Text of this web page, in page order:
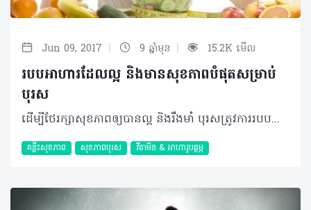
Jun 09, 2017 | 9 ឆ្នាំមុន | 15.2K មើល
របបអាហារដែលល្អ និងមានសុខភាពបំផុតសម្រាប់
បុរស
ដើម្បីថែរក្សាសុខភាពឲ្យបានល្អ និងរឹងមាំ បុរសត្រូវការរបបអាហារជាពិសេស ហើយមានចំណីអាហារមួយចំនួន អ្នកមិនគួរមើលរំលងនោះទេ។ ការធាត់លើសទម្ងន់ អាចកើតឡើងចំពោះបុរសគ្រប់គ្នា ហើយមានបុរសតែ ៥០ ភាគរយប៉ុណ្ណោះ ដែលមានរាងកាយមាំមួន និងមានសុខភាពល្អ។ គន្លឹះញ៉ាំអាហារសម្រាប់បុរស ១. ញ៉ាំផ្លែឈើ និងបន្លែឲ្យបានច្រើនមុខតាមដែលអាចធ្វើទៅបាន ដើម្បីទទួលបានសារធាតុចិញ្ចឹមគ្រប់គ្រាន់ ២. ត្រូវលើកទឹកចិត្តខ្លួនឯង ថែរក្សារាងកាយឲ្យបានមាំមួន តាមរយៈការញ៉ាំអាហារត្រឹមត្រូវ និងហាត់ប្រាណជាប្រចាំ ៣. ផ្តោតអារម្មណ៍ទៅលើបរិមាណ និងគុណភាពនៃអាហារដែលអ្នកនឹងទទួលទាន មានន័យថាញ៉ាំអាហារល្អៗ និងចៀសឲ្យឆ្ងាយពីអាហារសម្រន់ ព្រមទាំងអាហារគ្មានជីវជាតិសម្រាប់រាងកាយ ៤. សាកល្បងរូបមន្តអាហារថ្មីៗ ដើម្បីកុំឲ្យអ្នកធុញទ្រាន់ ឬលែងចង់ញ៉ាំអាហារមានសុខភាពល្អទាំងនោះ ៥. ចម្អិនអាហារបែបសាមញ្ញៗ ដូចជាស្ងោរ ឬចំហុយ ពីព្រោះអាហារប្រភេទនេះ ងាយស្រួលញ៉ាំ ហើយមានសុវត្ថិភាពជាងការឆា ឬចៀន ដែលប្រើខ្លាញ់ច្រើនៗ។ អាហារសម្រាប់បុរស ១. ប្រូខូលី ដើម្បីការពារជំងឺមហារីកប្លោកនោម ២. ប៉េងប៉ោះ ដើម្បីការពារជំងឺមហារីកប្រូស្តាត ៣. អាហារសមុទ្រ ដើម្បីបង្កើនថាមពល និងគុណភាពមេជីវិតឈ្មោល (ឆាប់មានកូន) ៤. ឪឡឹក ដើម្បីកាត់បន្ថយសម្ពាធឈាម ៥. ប៊័រសណ្តែកដី ដើម្បីកាត់បន្ថយកូឡេសស្តេរ៉ុល ៦. អាហារធ្វើពីស្រូវអូត ដើម្បីសុខភាពសរសៃឈាមបេះដូង ៧. ខ្ទឹម ដើម្បីកាត់បន្ថយការអស់កម្លាំង៕ ©2017 រក្សាសិទ្ធិគ្រប់យ៉ាង​ដោយ Health Time Corporation ចំពោះគ្រប់អត្ថបទដោយគ្មានផ្នែកណាមួយត្រូវបោះពុម្ពផ្សាយចូល ប្រព័ន្ធអ៊ីនធឺណែត ឧបករណ៍អេឡិចត្រូនិក អាត់ជាសំឡេងឬថតចំលងគ្រប់រូបភាពដោយគ្មានការអនុញ្ញាតឡើយ។
គន្លឹះសុខភាព សុខភាពបុរស វីតាមីន & អាហារូបត្ថម្ភ